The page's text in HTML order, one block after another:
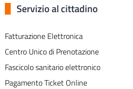
Servizio al cittadino
Fatturazione Elettronica
Centro Unico di Prenotazione
Fascicolo sanitario elettronico
Pagamento Ticket Online